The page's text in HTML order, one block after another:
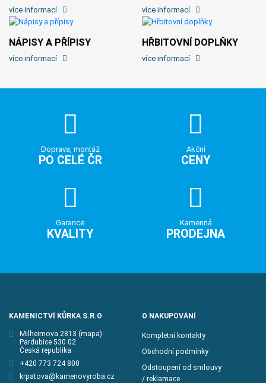
více informací více informací
NÁPISY A PŘÍPISY
více informací
HŘBITOVNÍ DOPLŇKY
více informací
Doprava, montáž
PO CELÉ ČR
Akční
CENY
Garance
KVALITY
Kamenná
PRODEJNA
KAMENICTVÍ KŮRKA S.R.O
Milheimova 2813 (mapa)
Pardubice 530 02
Česká republika
+420 773 724 800
krpatova@kamenovyroba.cz
O NAKUPOVÁNÍ
Kompletní kontakty
Obchodní podmínky
Odstoupení od smlouvy
/ reklamace